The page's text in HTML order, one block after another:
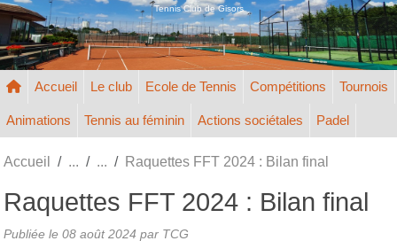
Tennis Club de Gisors
Accueil Le club Ecole de Tennis Compétitions Tournois
Animations Tennis au féminin Actions sociétales Padel
Accueil Raquettes FFT 2024 : Bilan final
Raquettes FFT 2024 : Bilan final
Publiée le 08 août 2024 par TCG
Panneau de gestion des cookies